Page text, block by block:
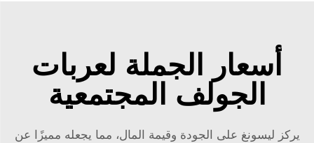
أسعار الجملة لعربات
الجولف المجتمعية
يركز ليسونغ على الجودة وقيمة المال، مما يجعله مميزًا عن